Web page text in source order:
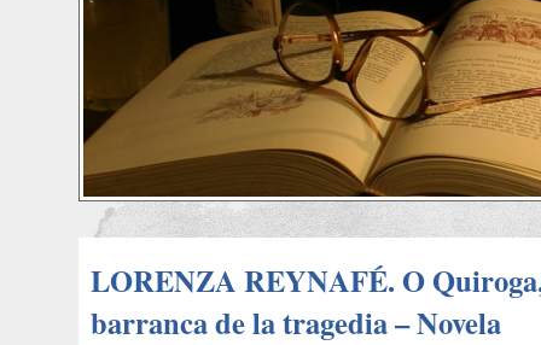
LORENZA REYNAFÉ. O
barranca de la tragedia – Novela